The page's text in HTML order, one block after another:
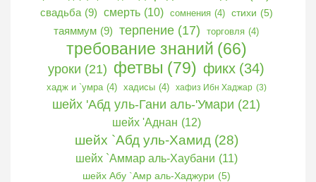
свадьба (9) смерть (10) сомнения (4) стихи (5)
таяммум (9) терпение (17) торговля (4)
требование знаний (66)
уроки (21) фетвы (79) фикх (34)
хадж и `умра (4) хадисы (4) хафиз Ибн Хаджар (3)
шейх 'Абд уль-Гани аль-'Умари (21)
шейх 'Аднан (12)
шейх `Абд уль-Хамид (28)
шейх `Аммар аль-Хаубани (11)
шейх Абу `Амр аль-Хаджури (5)